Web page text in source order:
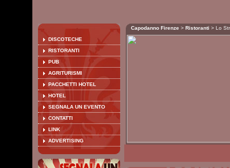
DISCOTECHE
RISTORANTI
PUB
AGRITURISMI
PACCHETTI HOTEL
HOTEL
SEGNALA UN EVENTO
CONTATTI
LINK
ADVERTISING
Capodanno Firenze > Ristoranti > Lo